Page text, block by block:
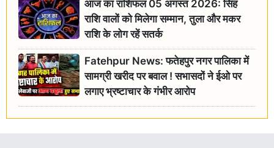
आज का राशिफल 05 अगस्त 2026: सिंह
राशि वालों को मिलेगा सम्मान, तुला और मकर
राशि के लोग रहें सतर्क
Fatehpur News: फतेहपुर नगर पालिका में
सामग्री खरीद पर बवाल ! सभासदों ने ईओ पर
लगाए भ्रष्टाचार के गंभीर आरोप